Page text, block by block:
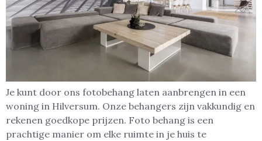
Je kunt door ons fotobehang laten aanbrengen in een
woning in Hilversum. Onze behangers zijn vakkundig en
rekenen goedkope prijzen. Foto behang is een
prachtige manier om elke ruimte in je huis te